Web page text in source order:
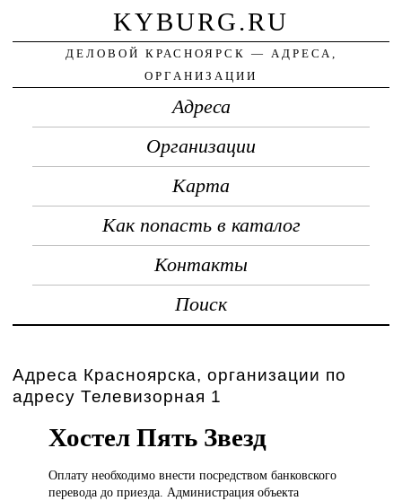
KYBURG.RU
ДЕЛОВОЙ КРАСНОЯРСК — АДРЕСА,
ОРГАНИЗАЦИИ
Адреса
Организации
Карта
Как попасть в каталог
Контакты
Поиск
Адреса Красноярска, организации по
адресу Телевизорная 1
Хостел Пять Звезд
Оплату необходимовнести посредством банковского
перевода до приезда. Администрация объекта